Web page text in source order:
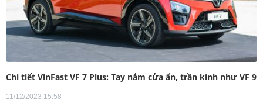
Chi tiết VinFast VF 7 Plus: Tay nắm cửa ẩn, trần kính như VF 9
11/12/2023 15:58